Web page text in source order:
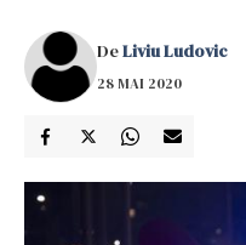
DeLiviu Ludovic
28 MAI 2020